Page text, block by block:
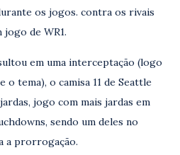
os jogos. contra os rivais
de WR1.
em uma interceptação (logo
o tema), o camisa 11 de Seattle
jogo com mais jardas em
sendo um deles no
a prorrogação.